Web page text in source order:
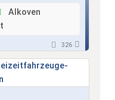
Alkoven
326